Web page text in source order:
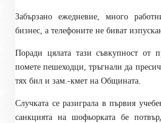
Забързано ежедневие, много
бизнес, а телефоните не биват
Поради цялата тази съвкупност от
помете пешеходци, тръгнали да
тях бил и зам.-кмет на Общината.
Случката се разиграла в първия
санкцията на шофьорката бе